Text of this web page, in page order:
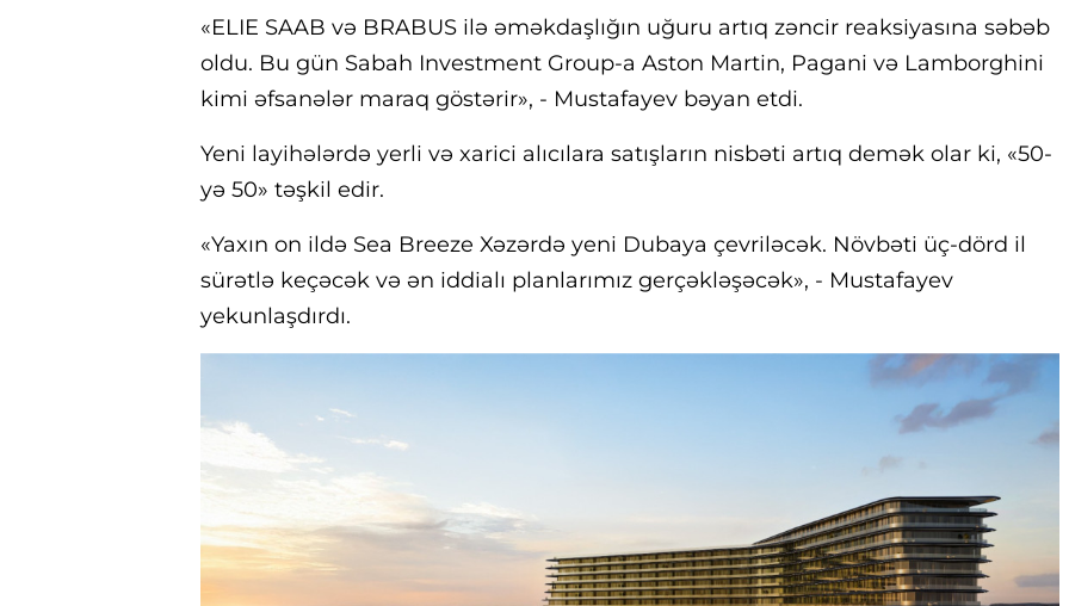
«ELIE SAAB və BRABUS ilə əməkdaşlığın uğuru artıq zəncir reaksiyasına səbəb
oldu. Bu gün Sabah Investment Group-a Aston Martin, Pagani və Lamborghini
kimi əfsanələr maraq göstərir», - Mustafayev bəyan etdi.
Yeni layihələrdə yerli və xarici alıcılara satışların nisbəti artıq demək olar ki, «50-
yə 50» təşkil edir.
«Yaxın on ildə Sea Breeze Xəzərdə yeni Dubaya çevriləcək. Növbəti üç-dörd il
sürətlə keçəcək və ən iddialı planlarımız gerçəkləşəcək», - Mustafayev
yekunlaşdırdı.